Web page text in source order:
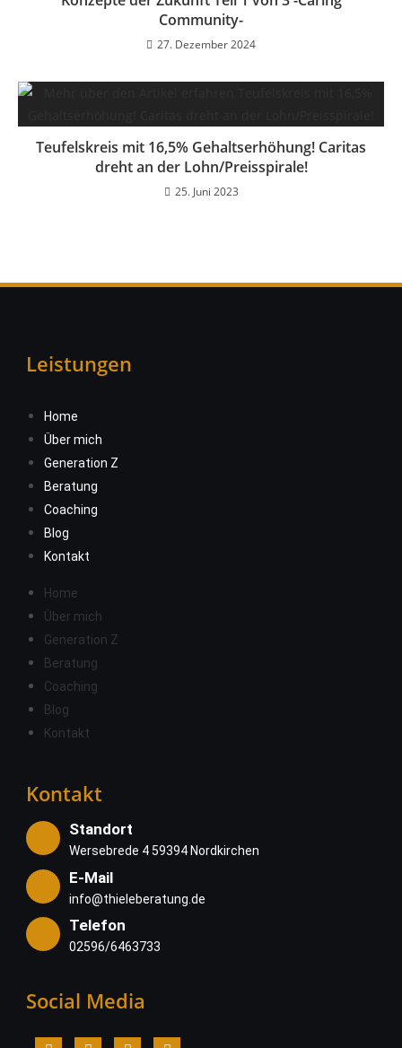
Community-
27. Dezember 2024
Teufelskreis mit 16,5% Gehaltserhöhung! Caritas
dreht an der Lohn/Preisspirale!
25. Juni 2023
Leistungen
Home
Über mich
Generation Z
Beratung
Coaching
Blog
Kontakt
Home
Über mich
Generation Z
Beratung
Coaching
Blog
Kontakt
Kontakt
Standort
Wersebrede 4 59394 Nordkirchen
E-Mail
info@thieleberatung.de
Telefon
02596/6463733
Social Media